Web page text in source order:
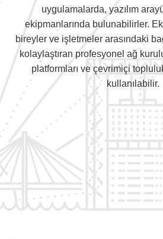
uygulamalarda, yazılım
ekipmanlarında bulunabilirler.
bireyler ve işletmeler arasındaki
kolaylaştıran profesyonel ağ
platformları ve çevrimiçi
kullanılabilir.